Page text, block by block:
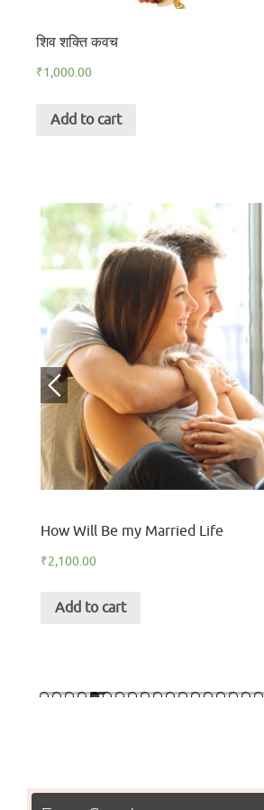
शिव शक्ति कवच
₹1,000.00
Add to cart
How Will Be my Married Life
₹2,100.00
Add to cart